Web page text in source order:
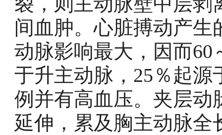
间血肿。心脏搏动产
动脉影响最大，因而60
于升主动脉，25％起源
例并有高血压。夹层动
延伸，累及胸主动脉全